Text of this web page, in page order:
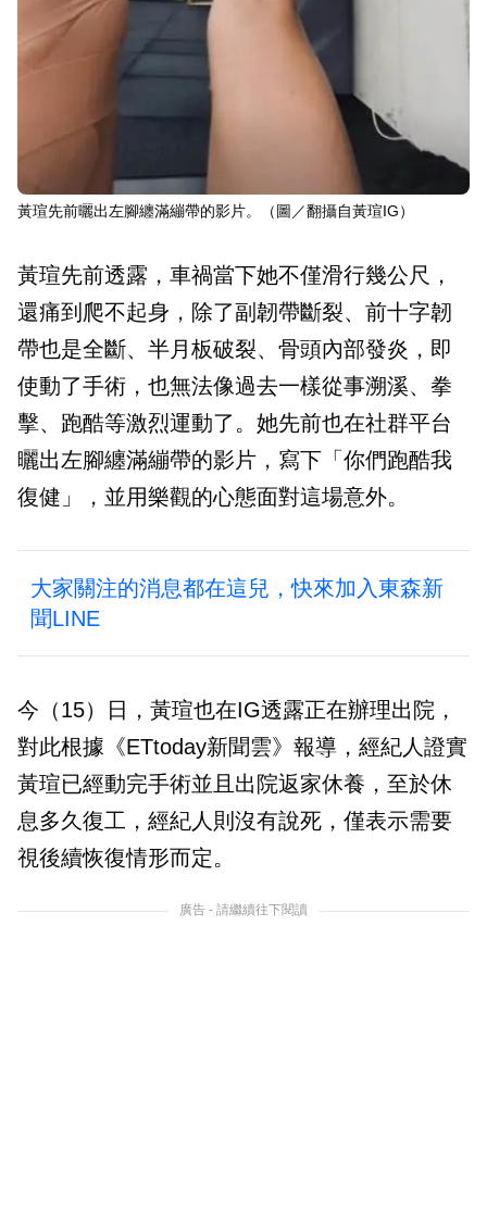
黃瑄先前曬出左腳纏滿繃帶的影片。（圖／翻攝自黃瑄IG）
黃瑄先前透露，車禍當下她不僅滑行幾公尺，
還痛到爬不起身，除了副韌帶斷裂、前十字韌
帶也是全斷、半月板破裂、骨頭內部發炎，即
使動了手術，也無法像過去一樣從事溯溪、拳
擊、跑酷等激烈運動了。她先前也在社群平台
曬出左腳纏滿繃帶的影片，寫下「你們跑酷我
復健」，並用樂觀的心態面對這場意外。
大家關注的消息都在這兒，快來加入東森新
聞LINE
今（15）日，黃瑄也在IG透露正在辦理出院，
對此根據《ETtoday新聞雲》報導，經紀人證實
黃瑄已經動完手術並且出院返家休養，至於休
息多久復工，經紀人則沒有說死，僅表示需要
視後續恢復情形而定。
廣告 - 請繼續往下閱讀